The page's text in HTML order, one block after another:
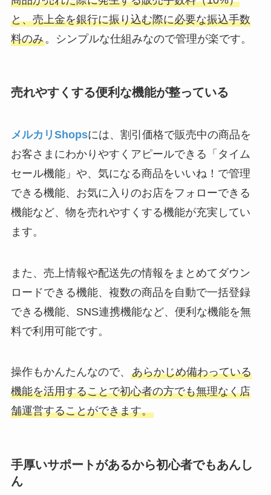
と、売上金を銀行に振り込む際に必要な振込手数
料のみ。シンプルな仕組みなので管理が楽です。
売れやすくする便利な機能が整っている
メルカリShopsには、割引価格で販売中の商品を
お客さまにわかりやすくアピールできる「タイム
セール機能」や、気になる商品をいいね！で管理
できる機能、お気に入りのお店をフォローできる
機能など、物を売れやすくする機能が充実してい
ます。
また、売上情報や配送先の情報をまとめてダウン
ロードできる機能、複数の商品を自動で一括登録
できる機能、SNS連携機能など、便利な機能を無
料で利用可能です。
操作もかんたんなので、 あらかじめ備わっている
機能を活用することで初心者の方でも無理なく店
舗運営することができます。
手厚いサポートがあるから初心者でもあんし
ん